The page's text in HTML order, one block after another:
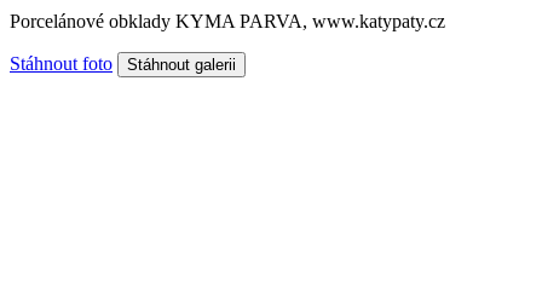
Porcelánové obklady KYMA PARVA, www.katypaty.cz
Stáhnout foto